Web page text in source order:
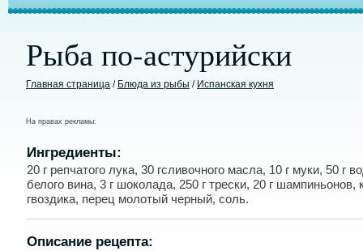
Рыба по-астурийски
Главная страница / Блюда из рыбы / Испанская кухня
На правах рекламы:
Ингредиенты:
20 г репчатого лука, 30 гсливочного масла, 10 г муки, 50 г
белого вина, 3 г шоколада, 250 г трески, 20 г шампиньонов,
гвоздика, перец молотый черный, соль.
Описание рецепта: